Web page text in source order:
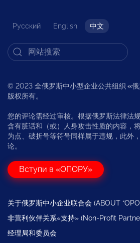
Русский English 中文
© 2023 全俄罗斯中小型企业公共组织 «
版权所有。
您的评论需经过审核。根据俄罗斯法律法
含有脏话和（或）人身攻击性质的内容，
为点、破折号等符号同样属于违规，此外
论。
Вступи в «ОПОРУ»
关于俄罗斯中小企业联合会 (ABOUT
非营利伙伴关系«支持» (Non-Profit
经理局和委员会